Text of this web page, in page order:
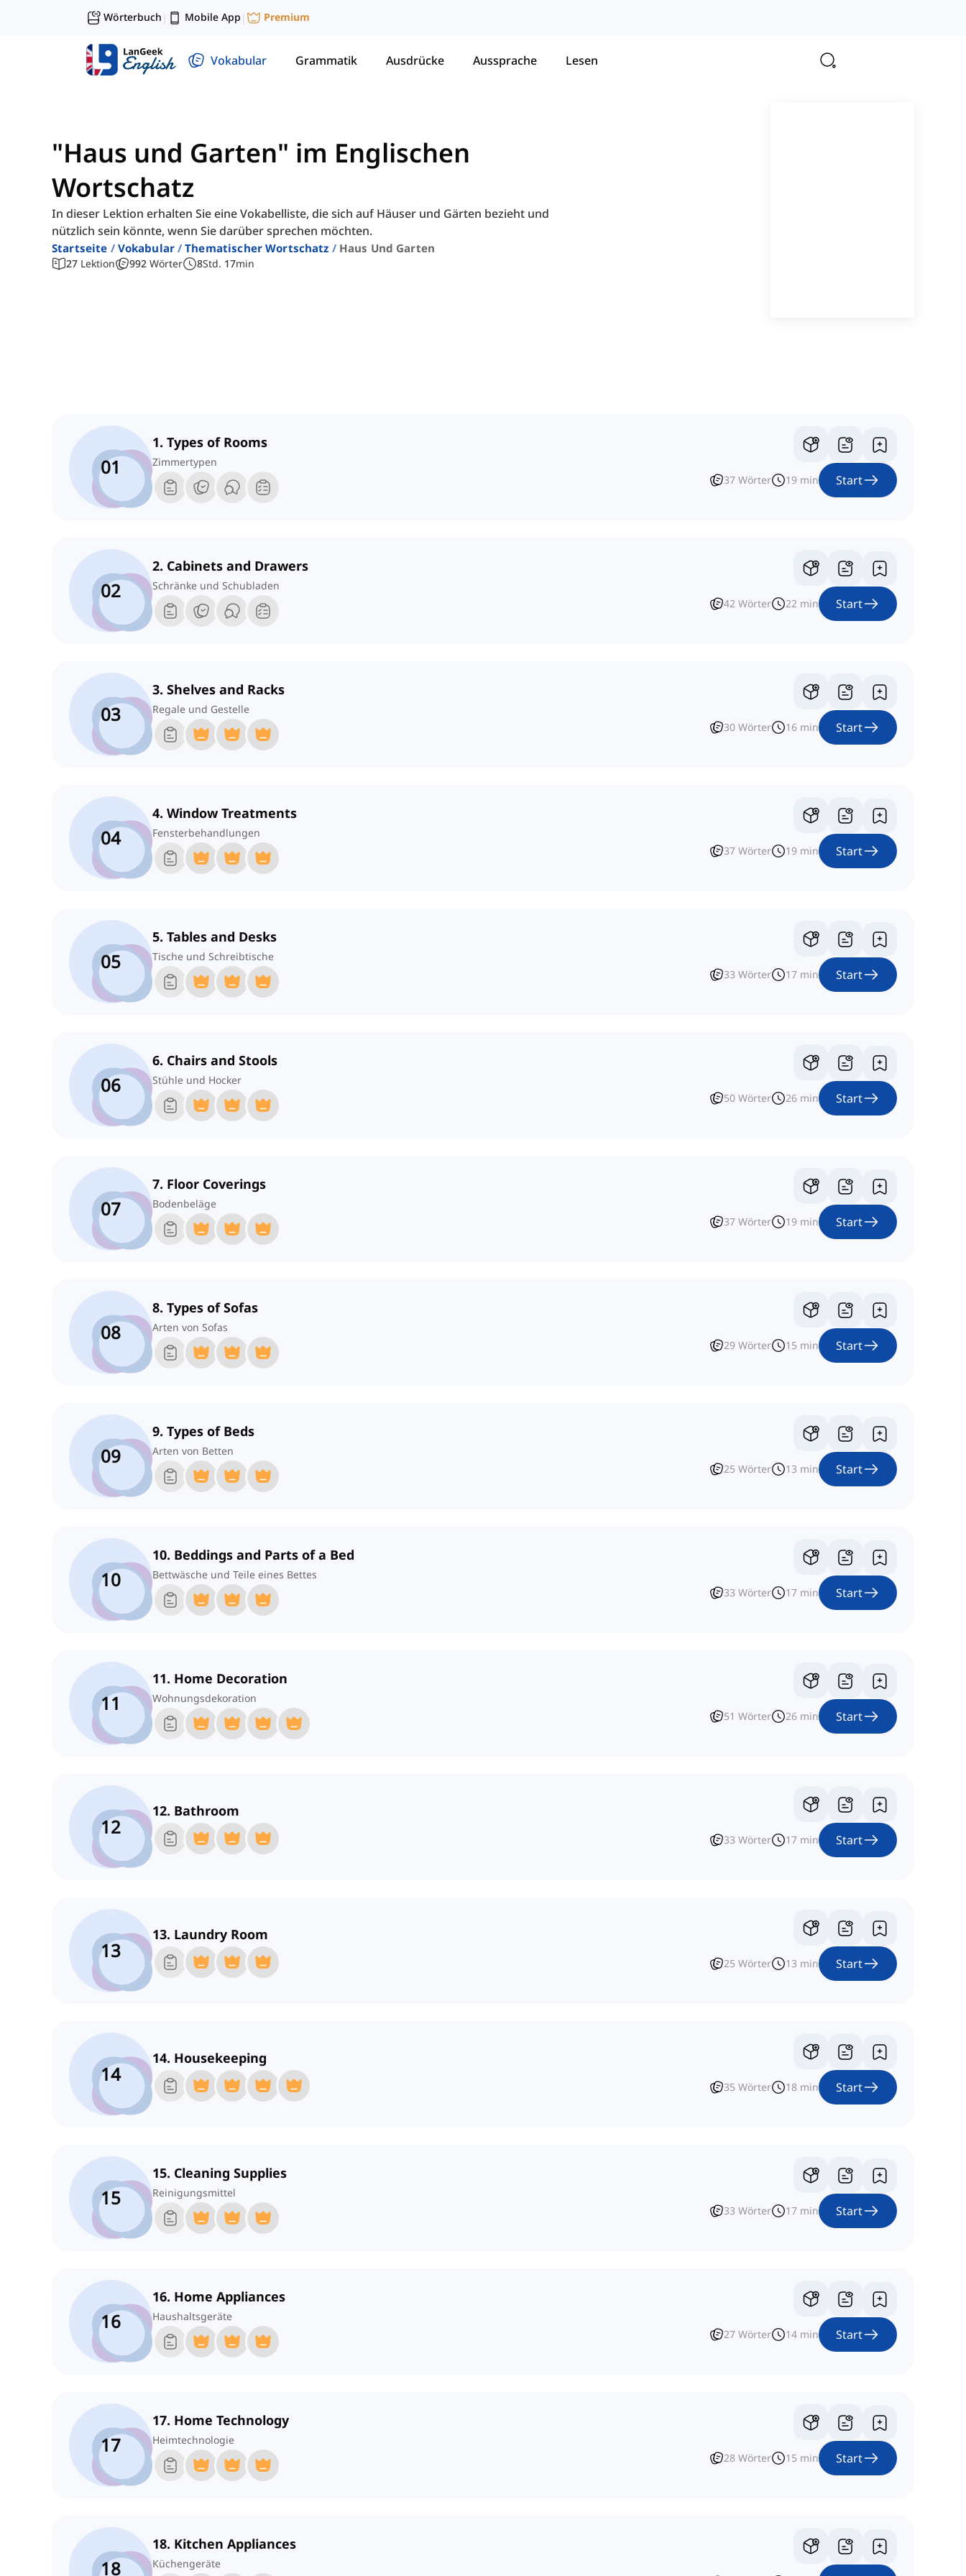
Wörterbuch | Mobile App | Premium
Vokabular Grammatik Ausdrücke Aussprache Lesen
"Haus und Garten" im Englischen
Wortschatz
In dieser Lektion erhalten Sie eine Vokabelliste, die sich auf Häuser und Gärten bezieht und
nützlich sein könnte, wenn Sie darüber sprechen möchten.
Startseite Vokabular Thematischer Wortschatz Haus Und Garten
27 Lektion 992 Wörter 8Std. 17min
01
1. Types of Rooms
Zimmertypen
37 Wörter 19 min Start
02
2. Cabinets and Drawers
Schränke und Schubladen
42 Wörter 22 min Start
03
3. Shelves and Racks
Regale und Gestelle
30 Wörter 16 min Start
04
4. Window Treatments
Fensterbehandlungen
37 Wörter 19 min Start
05
5. Tables and Desks
Tische und Schreibtische
33 Wörter 17 min Start
06
6. Chairs and Stools
Stühle und Hocker
50 Wörter 26 min Start
07
7. Floor Coverings
Bodenbeläge
37 Wörter 19 min Start
08
8. Types of Sofas
Arten von Sofas
29 Wörter 15 min Start
09
9. Types of Beds
Arten von Betten
25 Wörter 13 min Start
10
10. Beddings and Parts of a Bed
Bettwäsche und Teile eines Bettes
33 Wörter 17 min Start
11
11. Home Decoration
Wohnungsdekoration
51 Wörter 26 min Start
12
12. Bathroom
33 Wörter 17 min Start
13
13. Laundry Room
25 Wörter 13 min Start
14
14. Housekeeping
35 Wörter 18 min Start
15
15. Cleaning Supplies
Reinigungsmittel
33 Wörter 17 min Start
16
16. Home Appliances
Haushaltsgeräte
27 Wörter 14 min Start
17
17. Home Technology
Heimtechnologie
28 Wörter 15 min Start
18
18. Kitchen Appliances
Küchengeräte